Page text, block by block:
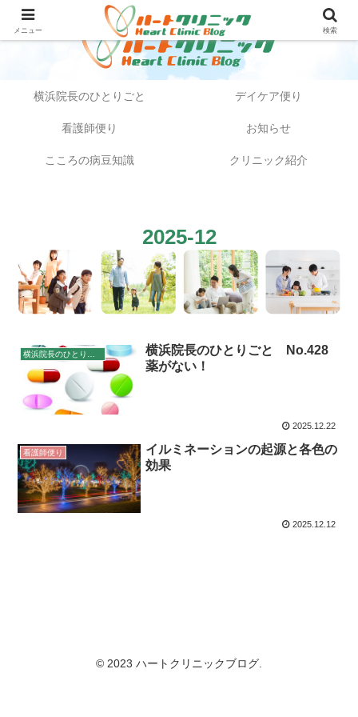
横浜院長のひとりごと デイケア便り
看護師便り お知らせ
こころの病豆知識 クリニック紹介
2025-12
横浜院長のひとりごと No.428
薬がない！
2025.12.22
看護師便り
イルミネーションの起源と各色の
効果
2025.12.12
© 2023 ハートクリニックブログ.
メニュー 検索